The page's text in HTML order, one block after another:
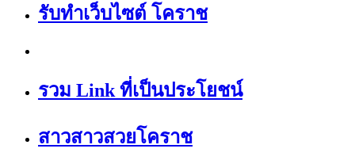
รับทำเว็บไซต์ โคราช
รวม Link ที่เป็นประโยชน์
สาวสาวสวยโคราช